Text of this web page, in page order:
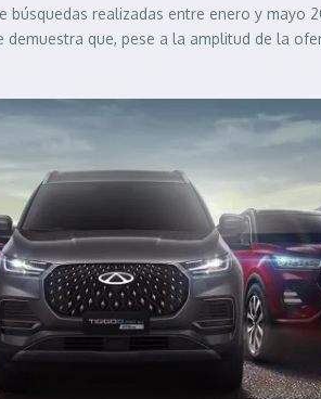
búsquedas realizadas entre enero y
demuestra que, pese a la amplitud de la